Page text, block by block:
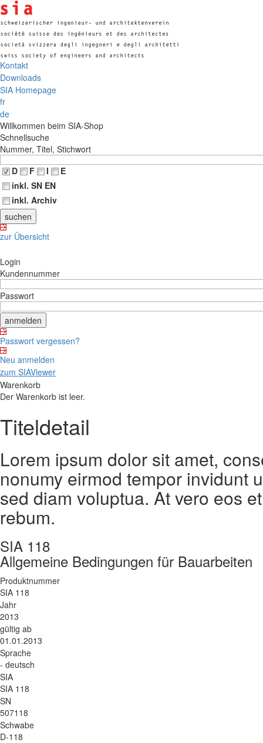
Kontakt
Downloads
SIA Homepage
fr
de
Willkommen beim SIA-Shop
Schnellsuche
Nummer, Titel, Stichwort
D
F I
E
inkl. SN EN
inkl. Archiv
zur Übersicht
Login
Kundennummer
Passwort
Passwort vergessen?
Neu anmelden
zum SIAViewer
Warenkorb
Der Warenkorb ist leer.
Titeldetail
Lorem ipsum dolor sit amet,
nonumy eirmod tempor invidunt
sed diam voluptua. At vero eos
rebum.
SIA 118
Allgemeine Bedingungen für Bauarbeiten
Produktnummer
SIA 118
Jahr
2013
gültig ab
01.01.2013
Sprache
- deutsch
SIA
SIA 118
SN
507118
Schwabe
D-118